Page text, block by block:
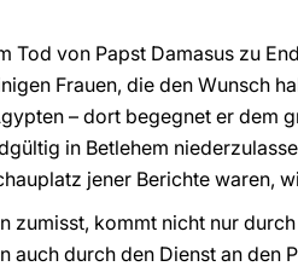
Tod von Papst Damasus zu
Frauen, die den Wunsch
– dort begegnet er dem
in Betlehem
jener Berichte waren,
zumisst, kommt nicht nur
auch durch den Dienst an den